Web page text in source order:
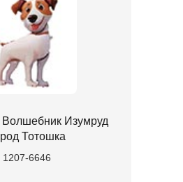
Изумруд
Тотошка
1207-6646